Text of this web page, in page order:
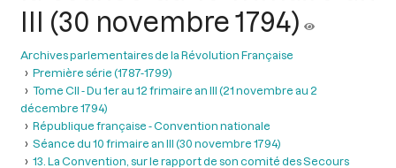
III (30 novembre 1794)
Archives parlementaires de la Révolution Française
Première série (1787-1799)
Tome CII - Du 1er au 12 frimaire an III (21 novembre au 2
décembre 1794)
République française - Convention nationale
Séance du 10 frimaire an III (30 novembre 1794)
13. La Convention, sur le rapport de son comité des Secours